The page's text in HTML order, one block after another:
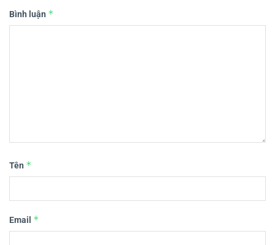
Bình luận *
Tên *
Email *